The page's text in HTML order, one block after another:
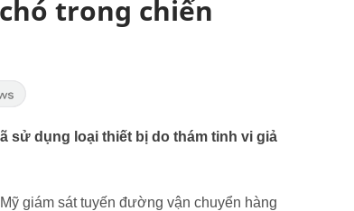
trong chiến
sử dụng loại thiết bị do thám tinh vi giả
giám sát tuyến đường vận chuyển hàng